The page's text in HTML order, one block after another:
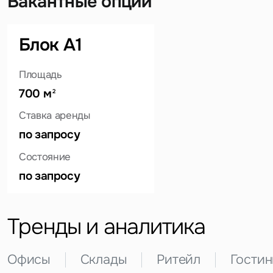
Блок А1
Площадь
700 м2
Ставка аренды
по запросу
Состояние
по запросу
Тренды и аналитика
Офисы Склады Ритейл
Задайте свой вопрос
Вопрос
Это обязательное поле